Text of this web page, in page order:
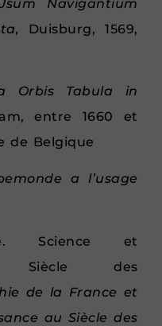
Navigantium
Duisburg, 1569,
Orbis Tabula in
entre 1660 et
de Belgique
a l’usage
Science et
Siècle des
de la France et
au Siècle des